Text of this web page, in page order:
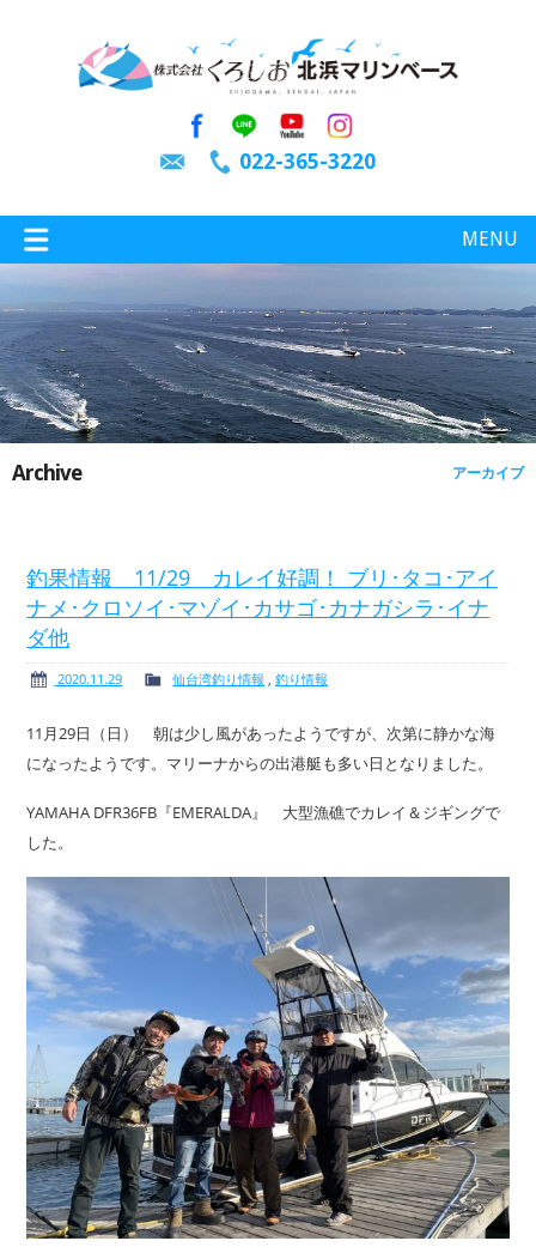
022-365-3220
MENU
特選情報 釣り情報
新艇・展示艇情報 中古艇情報
求人情報 会社概要
Archive アーカイブ
釣果情報 11/29 カレイ好調！ ブリ･タコ･アイ
ナメ･クロソイ･マゾイ･カサゴ･カナガシラ･イナ
ダ他
2020.11.29 仙台湾釣り情報 ,釣り情報
11月29日（日） 朝は少し風があったようですが、次第に静かな海
になったようです。マリーナからの出港艇も多い日となりました。
YAMAHA DFR36FB『EMERALDA』 大型漁礁でカレイ＆ジギングで
した。